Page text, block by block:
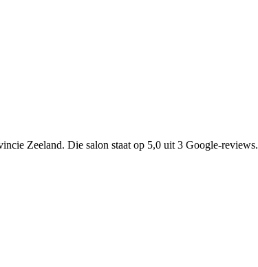
Zeeland. Die salon staat op 5,0 uit 3 Google-reviews.